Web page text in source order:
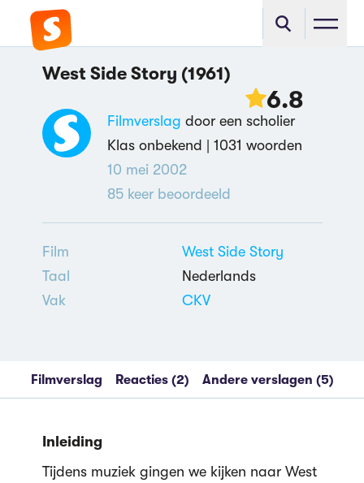
West Side Story (1961)
6.8
Filmverslag door een scholier
Klas onbekend | 1031 woorden
10 mei 2002
85keer beoordeeld
Film
West Side Story
Taal
Nederlands
Vak
CKV
Filmverslag Reacties (2) Andere verslagen (5)
Inleiding
Tijdens muziek gingen we kijken naar West